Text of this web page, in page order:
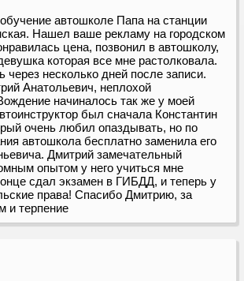
автошколе Папа на станции
Нашел ваше рекламу на городском
цена, позвонил в автошколу,
которая все мне растолковала.
через несколько дней после записи.
Анатольевич, неплохой
начиналось так же у моей
был сначала Константин
очень любил опаздывать, но по
автошкола бесплатно заменила его
Дмитрий замечательный
опытом у него учиться мне
сдал экзамен в ГИБДД, и теперь у
права! Спасибо Дмитрию, за
и терпение